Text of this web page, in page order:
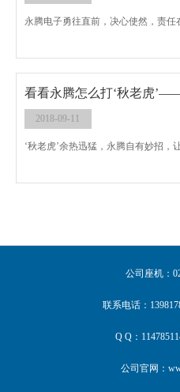
永腾电子勇往直前，决心使然，责任
看看永腾怎么打‘秋老虎
2018-09-11
‘秋老虎’余热迅猛，永腾自有妙招，
公司座机：
联系电话：
Q Q：
公司官网：